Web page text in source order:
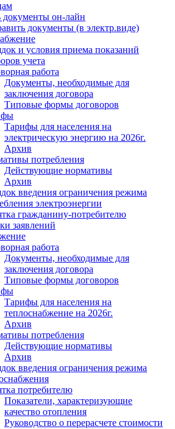
документы он-лайн
документы (в электр.виде)
и условия приема показаний
учета
работа
Документы, необходимые для
заключения договора
Типовые формы договоров
Тарифы для населения на
электрическую энергию на 2026г.
Архив
потребления
Действующие нормативы
Архив
введения ограничения режима
электроэнергии
гражданину-потребителю
заявлений
работа
Документы, необходимые для
заключения договора
Типовые формы договоров
Тарифы для населения на
теплоснабжение на 2026г.
Архив
потребления
Действующие нормативы
Архив
введения ограничения режима
потребителю
Показатели, характеризующие
качество отопления
Руководство о перерасчете стоимости